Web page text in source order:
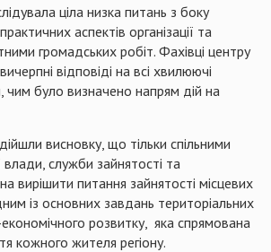
ціла низка питань з боку
аспектів організації та
громадських робіт. Фахівці центру
відповіді на всі хвилюючі
чим було визначено напрям дій на
висновку, що тільки спільними
влади, служби зайнятості та
вирішити питання зайнятості місцевих
із основних завдань територіальних
розвитку, яка спрямована
кожного жителя регіону.